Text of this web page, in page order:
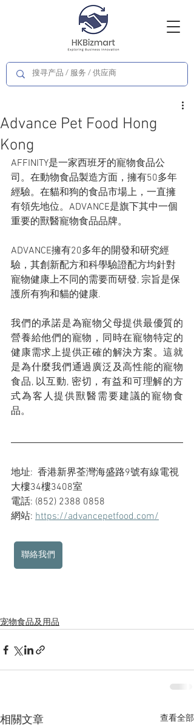
Advance Pet Food Hong
Kong
AFFINITY是一家西班牙的寵物食品公
司。在動物食品製造方面，擁有50多年
經驗。在貓和狗的食品市場上，一直擁
有領先地位。ADVANCE是旗下其中一個
重要的獸醫寵物食品品牌。
ADVANCE擁有20多年的開發和研究經
驗，其創新配方和科學驗證配方均針對
寵物健康上不同的需要而研發, 宗旨是保
護所有狗和貓的健康.
我們的承諾是為寵物父母提供最優質的
營養給他們的寵物，同時在寵物特定的
健康需求上提供正確的解決方案。這就
是為什麼我們通過廣泛及高性能的寵物
食品, 以互動, 密切，有益和可理解的方
式為客人提供獸醫需要建議的寵物食
品。
地址:  香港新界荃灣海盛路9號有線電視
大樓34樓3408室
電話: (852) 2388 0858
網站: https://advancepetfood.com/
聯絡我們
宠物食品及用品
相關文章 查看全部